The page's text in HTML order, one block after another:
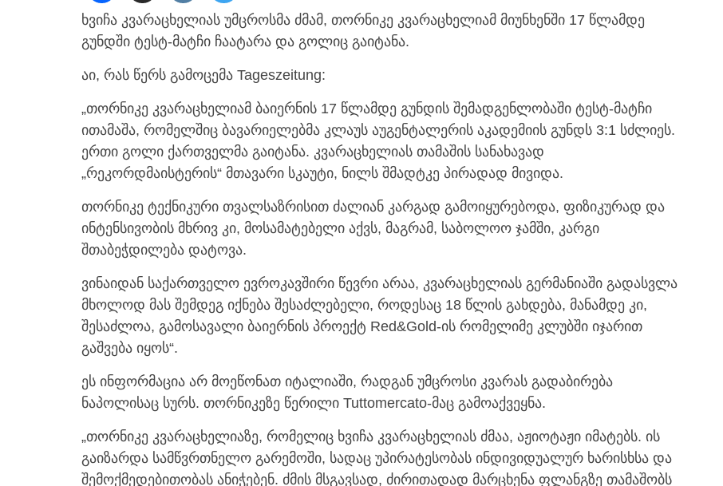
ხვიჩა კვარაცხელიას უმცროსმა ძმამ, თორნიკე კვარაცხელიამ მიუნხენში 17 წლამდე
გუნდში ტესტ-მატჩი ჩაატარა და გოლიც გაიტანა.
აი, რას წერს გამოცემა Tageszeitung:
„თორნიკე კვარაცხელიამ ბაიერნის 17 წლამდე გუნდის შემადგენლობაში ტესტ-მატჩი
ითამაშა, რომელშიც ბავარიელებმა კლაუს აუგენტალერის აკადემიის გუნდს 3:1 სძლიეს.
ერთი გოლი ქართველმა გაიტანა. კვარაცხელიას თამაშის სანახავად
„რეკორდმაისტერის“ მთავარი სკაუტი, ნილს შმადტკე პირადად მივიდა.
თორნიკე ტექნიკური თვალსაზრისით ძალიან კარგად გამოიყურებოდა, ფიზიკურად და
ინტენსივობის მხრივ კი, მოსამატებელი აქვს, მაგრამ, საბოლოო ჯამში, კარგი
შთაბეჭდილება დატოვა.
ვინაიდან საქართველო ევროკავშირი წევრი არაა, კვარაცხელიას გერმანიაში გადასვლა
მხოლოდ მას შემდეგ იქნება შესაძლებელი, როდესაც 18 წლის გახდება, მანამდე კი,
შესაძლოა, გამოსავალი ბაიერნის პროექტ Red&Gold-ის რომელიმე კლუბში იჯარით
გაშვება იყოს“.
ეს ინფორმაცია არ მოეწონათ იტალიაში, რადგან უმცროსი კვარას გადაბირება
ნაპოლისაც სურს. თორნიკეზე წერილი Tuttomercato-მაც გამოაქვეყნა.
„თორნიკე კვარაცხელიაზე, რომელიც ხვიჩა კვარაცხელიას ძმაა, აჟიოტაჟი იმატებს. ის
გაიზარდა სამწვრთნელო გარემოში, სადაც უპირატესობას ინდივიდუალურ ხარისხსა და
შემოქმედებითობას ანიჭებენ. ძმის მსგავსად, ძირითადად მარცხენა ფლანგზე თამაშობს